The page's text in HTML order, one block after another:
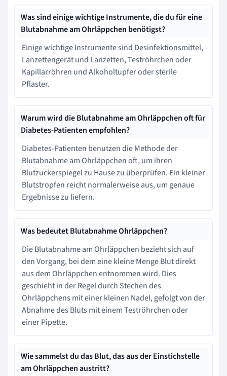
Was sind einige wichtige Instrumente, die du für eine
Blutabnahme am Ohrläppchen benötigst?
Einige wichtige Instrumente sind Desinfektionsmittel,
Lanzettengerät und Lanzetten, Teströhrchen oder
Kapillarröhren und Alkoholtupfer oder sterile
Pflaster.
Warum wird die Blutabnahme am Ohrläppchen oft für
Diabetes-Patienten empfohlen?
Diabetes-Patienten benutzen die Methode der
Blutabnahme am Ohrläppchen oft, um ihren
Blutzuckerspiegel zu Hause zu überprüfen. Ein kleiner
Blutstropfen reicht normalerweise aus, um genaue
Ergebnisse zu liefern.
Was bedeutet Blutabnahme Ohrläppchen?
Die Blutabnahme am Ohrläppchen bezieht sich auf
den Vorgang, bei dem eine kleine Menge Blut direkt
aus dem Ohrläppchen entnommen wird. Dies
geschieht in der Regel durch Stechen des
Ohrläppchens mit einer kleinen Nadel, gefolgt von der
Abnahme des Bluts mit einem Teströhrchen oder
einer Pipette.
Wie sammelst du das Blut, das aus der Einstichstelle
am Ohrläppchen austritt?